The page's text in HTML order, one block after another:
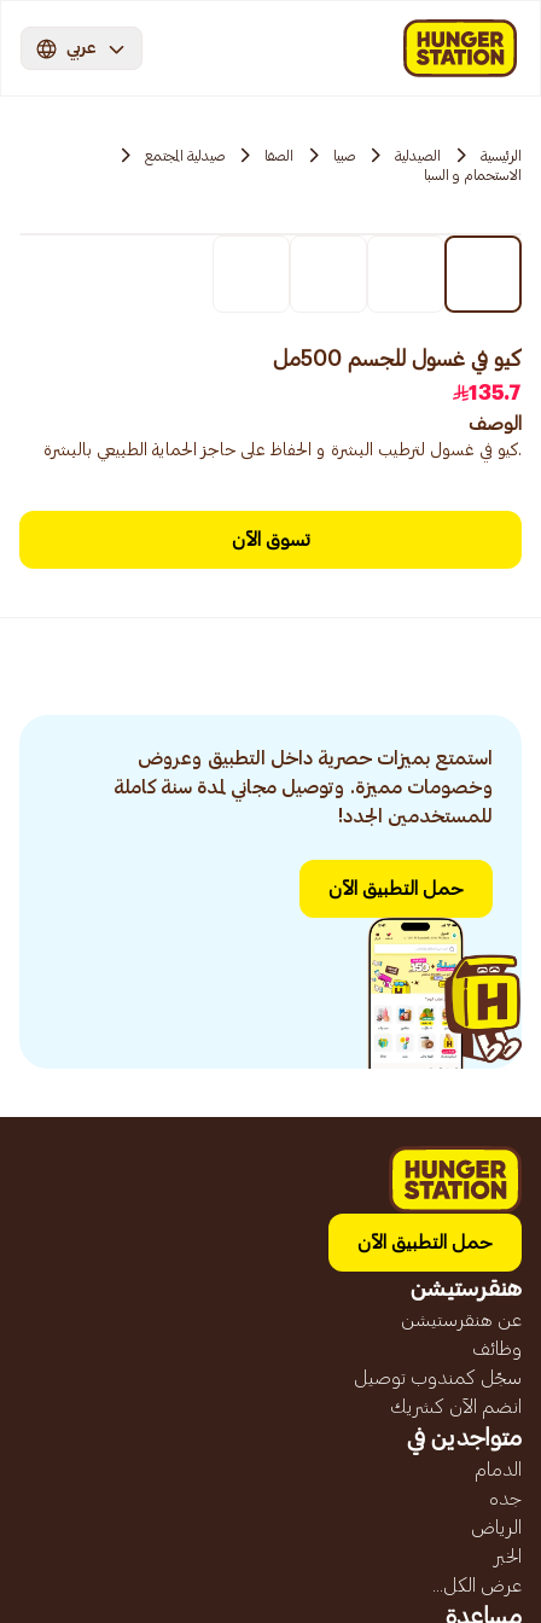
عربي
الرئيسية الصيدلية صبيا الصفا
صيدلية المجتمع
الاستحمام و السبا
كيو في غسول للجسم 500مل
135.7
الوصف
.كيو في غسول لترطيب البشرة و الحفاظ على حاجز الحماية الطبيعي بالبشرة
تسوق الآن
استمتع بميزات حصرية داخل التطبيق وعروض
وخصومات مميزة. وتوصيل مجاني لمدة سنة كاملة
للمستخدمين الجدد!
حمل التطبيق الآن
حمل التطبيق الآن
هنقرستيشن
عن هنقرستيشن
وظائف
سجّل كمندوب توصيل
انضم الآن كشريك
متواجدين في
الدمام
جده
الرياض
الخبر
عرض الكل...
مساعدة